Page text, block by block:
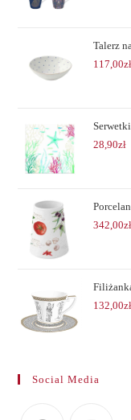
Talerz
117,00zł
28,90zł
342,00zł
132,00zł
Social Media